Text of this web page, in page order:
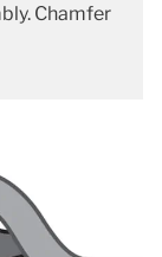
Chamfer